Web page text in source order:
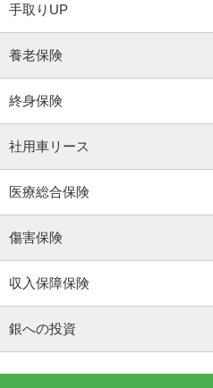
手取りUP
養老保険
終身保険
社用車リース
医療総合保険
傷害保険
収入保障保険
銀への投資